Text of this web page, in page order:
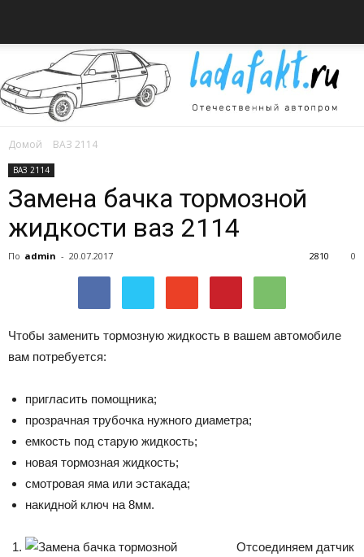
об
автомобилях
Домой ВАЗ 2114
ВАЗ 2114
Замена бачка тормозной
жидкости ваз 2114
По admin - 20.07.2017 0
2810
Чтобы заменить тормозную жидкость в вашем автомобиле
вам потребуется:
пригласить помощника;
прозрачная трубочка нужного диаметра;
емкость под старую жидкость;
новая тормозная жидкость;
смотровая яма или эстакада;
накидной ключ на 8мм.
Отсоединяем датчик